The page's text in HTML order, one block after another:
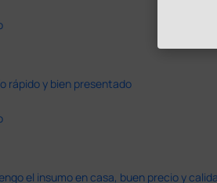
rápido y bien presentado
el insumo en casa, buen precio y